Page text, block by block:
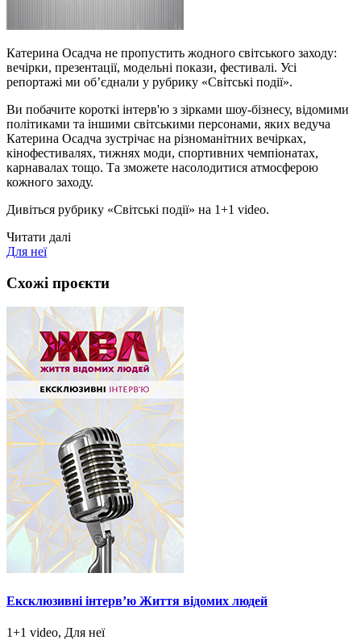
Катерина Осадча не пропустить жодного світського заходу:
вечірки, презентації, модельні покази, фестивалі. Усі
репортажі ми об’єднали у рубрику «Світські події».
Ви побачите короткі інтерв'ю з зірками шоу-бізнесу, відомими
політиками та іншими світськими персонами, яких ведуча
Катерина Осадча зустрічає на різноманітних вечірках,
кінофестивалях, тижнях моди, спортивних чемпіонатах,
карнавалах тощо. Та зможете насолодитися атмосферою
кожного заходу.
Дивіться рубрику «Світські події» на 1+1 video.
Читати далі
Для неї
Схожі проєкти
Ексклюзивні інтерв’ю Життя відомих людей
1+1 video, Для неї